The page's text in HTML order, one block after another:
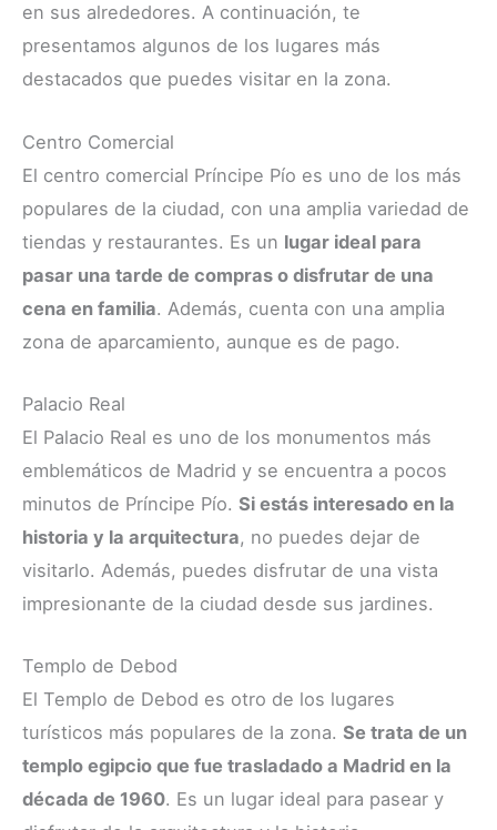
en sus alrededores. A continuación, te
presentamos algunos de los lugares más
destacados que puedes visitar en la zona.
Centro Comercial
El centro comercial Príncipe Pío es uno de los más
populares de la ciudad, con una amplia variedad de
tiendas y restaurantes. Es un lugar ideal para
pasar una tarde de compras o disfrutar de una
cena en familia. Además, cuenta con una amplia
zona de aparcamiento, aunque es de pago.
Palacio Real
El Palacio Real es uno de los monumentos más
emblemáticos de Madrid y se encuentra a pocos
minutos de Príncipe Pío. Si estás interesado en la
historia y la arquitectura, no puedes dejar de
visitarlo. Además, puedes disfrutar de una vista
impresionante de la ciudad desde sus jardines.
Templo de Debod
El Templo de Debod es otro de los lugares
turísticos más populares de la zona. Se trata de un
templo egipcio que fue trasladado a Madrid en la
década de 1960. Es un lugar ideal para pasear y